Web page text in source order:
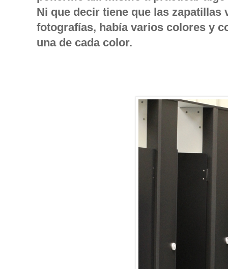
Ni que decir tiene que las
fotografías, había varios colores y
una de cada color.